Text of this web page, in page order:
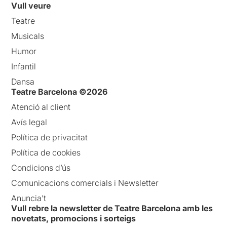
Vull veure
Teatre
Musicals
Humor
Infantil
Dansa
Teatre Barcelona ©2026
Atenció al client
Avís legal
Política de privacitat
Política de cookies
Condicions d’ús
Comunicacions comercials i Newsletter
Anuncia’t
Vull rebre la newsletter de Teatre Barcelona amb les
novetats, promocions i sorteigs